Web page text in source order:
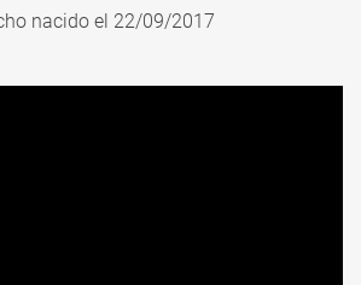
nacido el 22/09/2017